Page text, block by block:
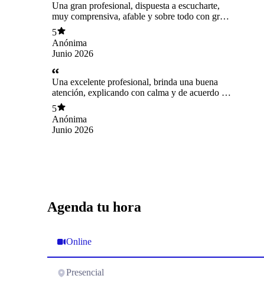
Una gran profesional, dispuesta a escucharte,
muy comprensiva, afable y sobre todo con gran
conocimiento sobre su área, muchas gracias.
5
Anónima
Junio 2026
Una excelente profesional, brinda una buena
atención, explicando con calma y de acuerdo a
lo que una presenta. Una vez más me sentí
contenida y escuchada.
5
Anónima
Junio 2026
Agenda tu hora
Online
Presencial